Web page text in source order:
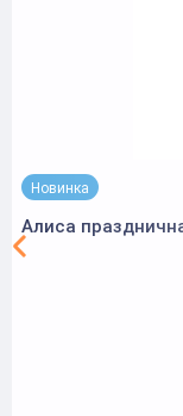
Новинка
Алиса